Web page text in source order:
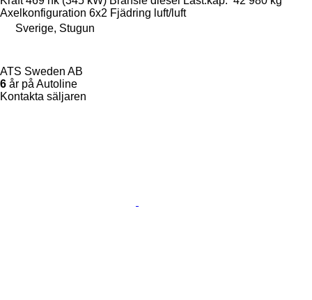
Axelkonfiguration 6x2 Fjädring luft/luft
Sverige, Stugun
ATS Sweden AB
6 år på Autoline
Kontakta säljaren